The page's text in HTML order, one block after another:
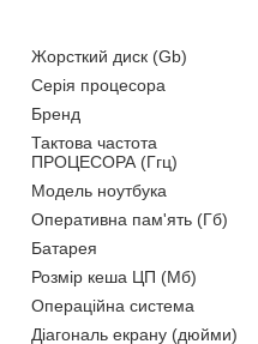
Жорсткий диск (Gb)
Серія процесора
Бренд
Тактова частота
ПРОЦЕСОРА (Ггц)
Модель ноутбука
Оперативна пам'ять (Гб)
Батарея
Розмір кеша ЦП (Мб)
Операційна система
Діагональ екрану (дюйми)